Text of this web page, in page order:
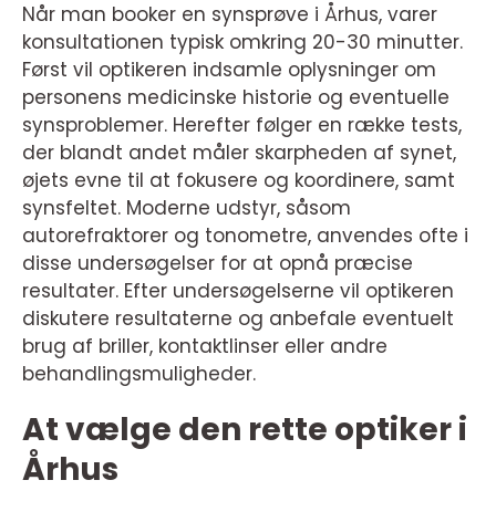
Når man booker en synsprøve i Århus, varer
konsultationen typisk omkring 20-30 minutter.
Først vil optikeren indsamle oplysninger om
personens medicinske historie og eventuelle
synsproblemer. Herefter følger en række tests,
der blandt andet måler skarpheden af synet,
øjets evne til at fokusere og koordinere, samt
synsfeltet. Moderne udstyr, såsom
autorefraktorer og tonometre, anvendes ofte i
disse undersøgelser for at opnå præcise
resultater. Efter undersøgelserne vil optikeren
diskutere resultaterne og anbefale eventuelt
brug af briller, kontaktlinser eller andre
behandlingsmuligheder.
At vælge den rette optiker i
Århus